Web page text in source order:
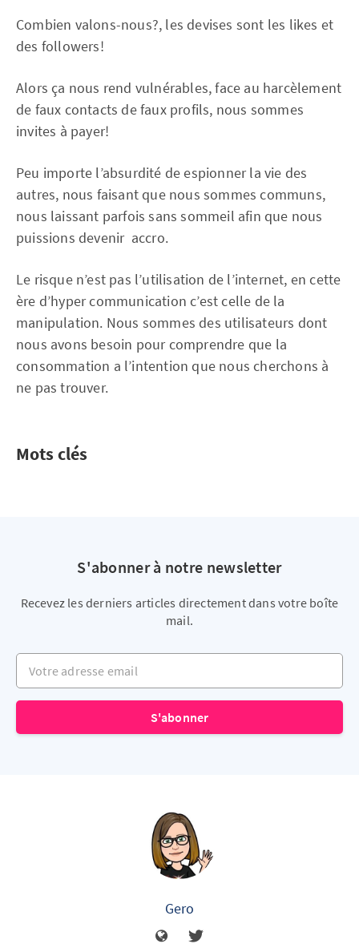
Combien valons-nous?, les devises sont les likes et
des followers!
Alors ça nous rend vulnérables, face au harcèlement
de faux contacts de faux profils, nous sommes
invites à payer!
Peu importe l’absurdité de espionner la vie des
autres, nous faisant que nous sommes communs,
nous laissant parfois sans sommeil afin que nous
puissions devenir accro.
Le risque n’est pas l’utilisation de l’internet, en cette
ère d’hyper communication c’est celle de la
manipulation. Nous sommes des utilisateurs dont
nous avons besoin pour comprendre que la
consommation a l’intention que nous cherchons à
ne pas trouver.
Mots clés
S'abonner à notre newsletter
Recevez les derniers articles directement dans votre boîte
mail.
Votre adresse email
S'abonner
Gero